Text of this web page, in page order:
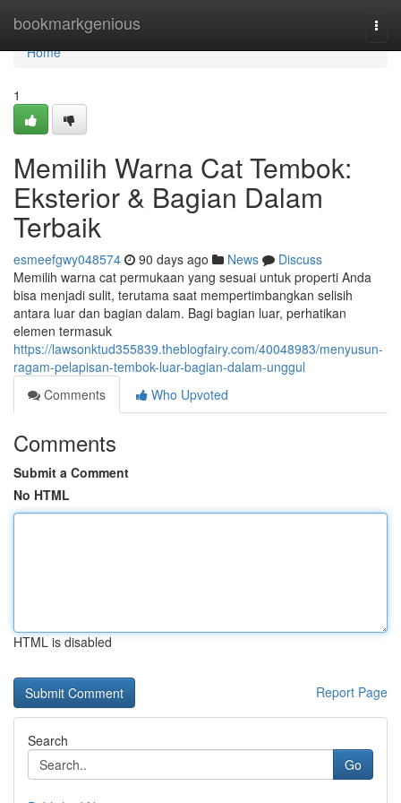
bookmarkgenious
Home
Home
1
Memilih Warna Cat Tembok:
Eksterior & Bagian Dalam
Terbaik
esmeefgwy048574 90 days ago News
Discuss
Memilih warna cat permukaan yang sesuai untuk properti Anda
bisa menjadi sulit, terutama saat mempertimbangkan selisih
antara luar dan bagian dalam. Bagi bagian luar, perhatikan
elemen termasuk
https://lawsonktud355839.theblogfairy.com/40048983/menyusun-
ragam-pelapisan-tembok-luar-bagian-dalam-unggul
Comments
Who Upvoted
Comments
Submit a Comment
No HTML
HTML is disabled
Report Page
Search
Go